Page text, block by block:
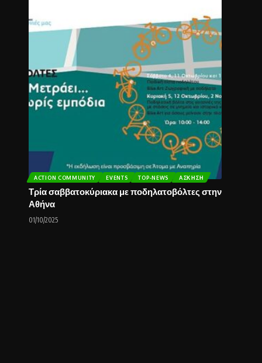
ACTION COMMUNITY EVENTS TOP-NEWS ΆΣΚΗΣΗ
Τρία σαββατοκύριακα με ποδηλατοβόλτες στην
Αθήνα
01/10/2025